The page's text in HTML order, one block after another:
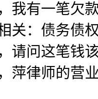
我有一笔欠
关：债务债
请问这笔钱
萍律师的营